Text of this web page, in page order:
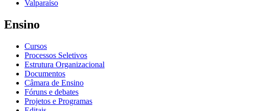
Valparaíso
Ensino
Cursos
Processos Seletivos
Estrutura Organizacional
Documentos
Câmara de Ensino
Fóruns e debates
Projetos e Programas